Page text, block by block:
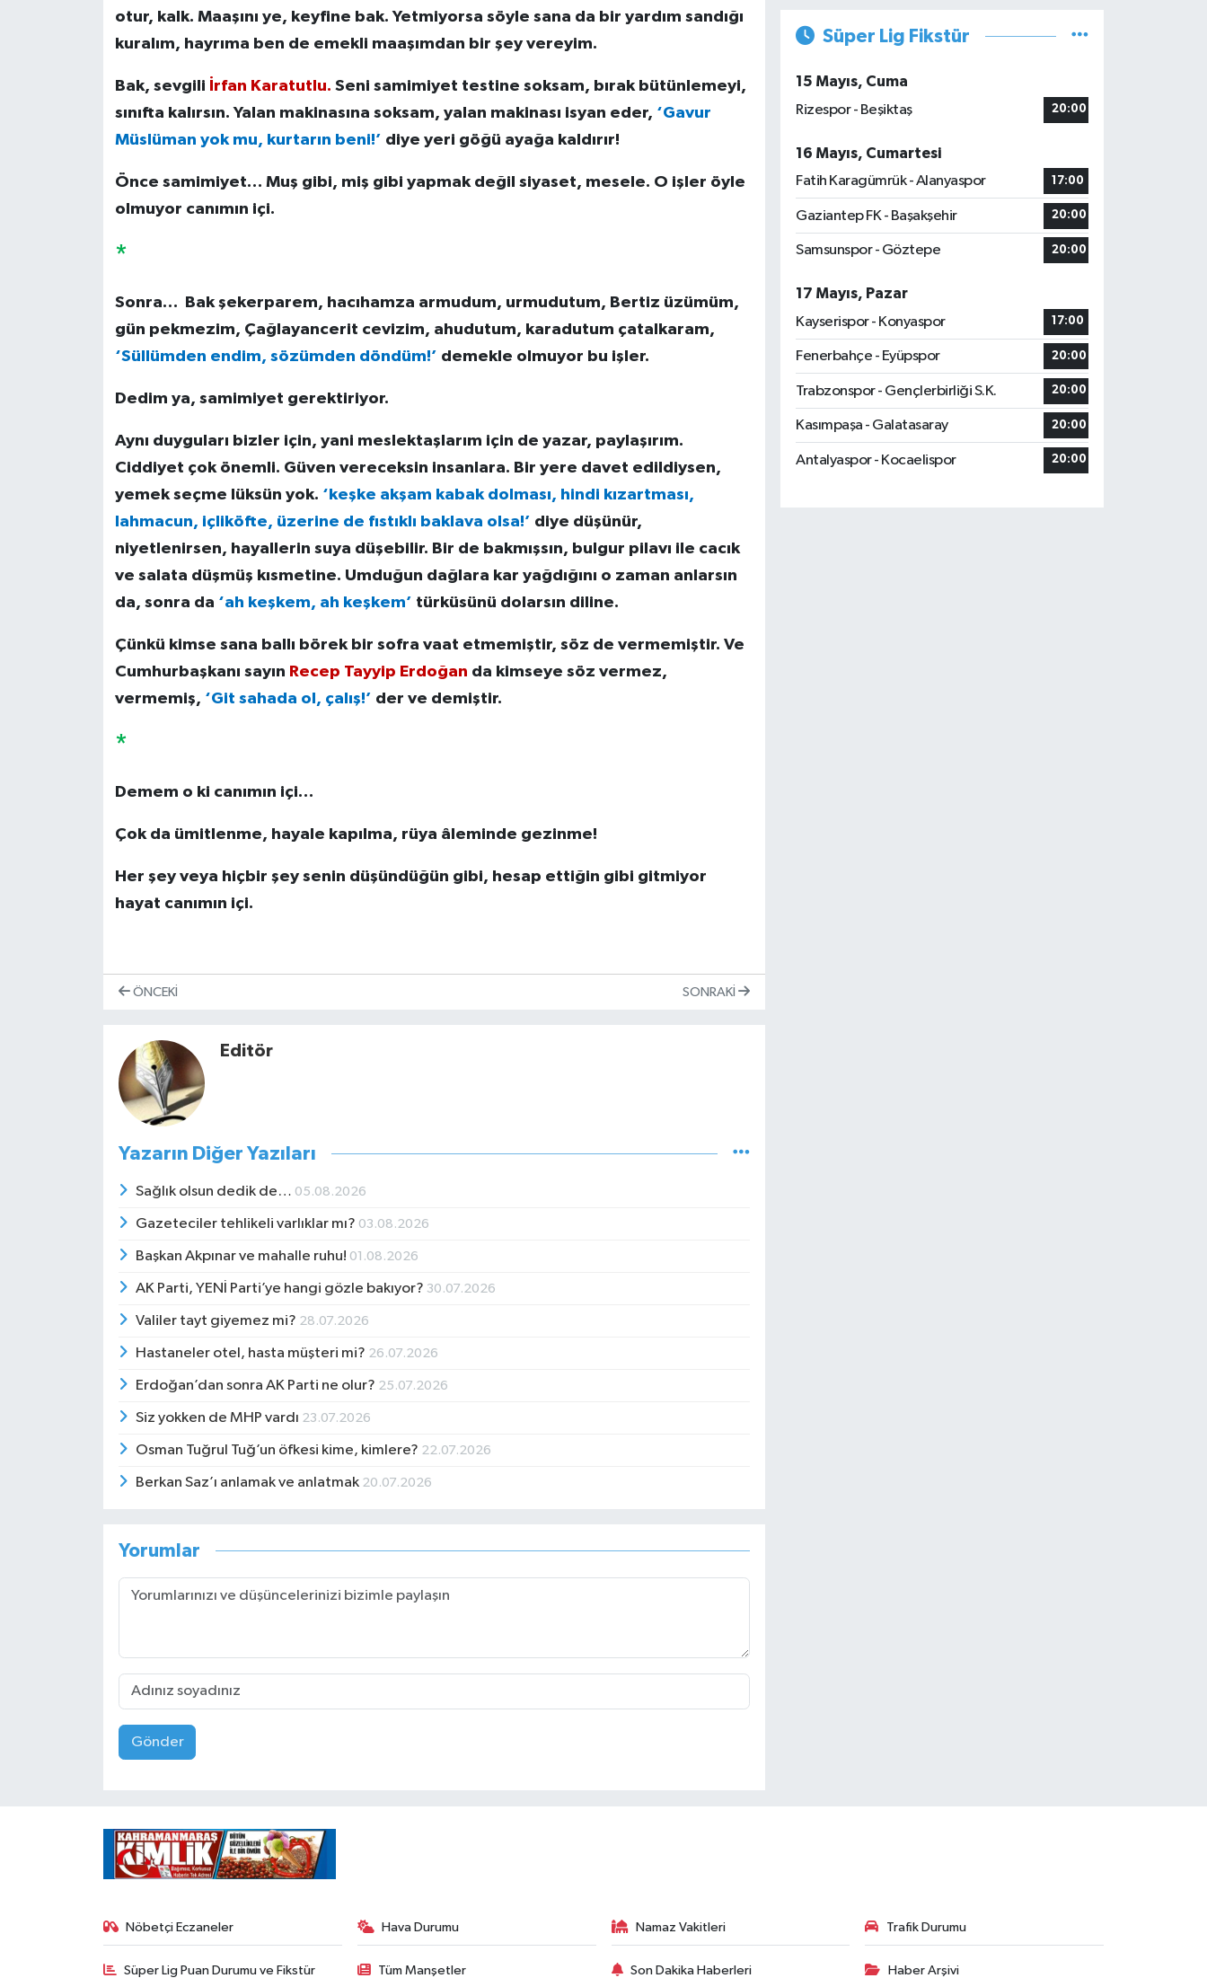
otur, kalk. Maaşını ye, keyfine bak. Yetmiyorsa söyle sana da bir yardım sandığı
kuralım, hayrıma ben de emekli maaşımdan bir şey vereyim.
Bak, sevgili İrfan Karatutlu. Seni samimiyet testine soksam, bırak bütünlemeyi,
sınıfta kalırsın. Yalan makinasına soksam, yalan makinası isyan eder, ‘Gavur
Müslüman yok mu, kurtarın beni!’ diye yeri göğü ayağa kaldırır!
Önce samimiyet… Muş gibi, miş gibi yapmak değil siyaset, mesele. O işler öyle
olmuyor canımın içi.
*
Sonra… Bak şekerparem, hacıhamza armudum, urmudutum, Bertiz üzümüm,
gün pekmezim, Çağlayancerit cevizim, ahudutum, karadutum çatalkaram,
‘Süllümden endim, sözümden döndüm!’ demekle olmuyor bu işler.
Dedim ya, samimiyet gerektiriyor.
Aynı duyguları bizler için, yani meslektaşlarım için de yazar, paylaşırım.
Ciddiyet çok önemli. Güven vereceksin insanlara. Bir yere davet edildiysen,
yemek seçme lüksün yok. ‘keşke akşam kabak dolması, hindi kızartması,
lahmacun, içliköfte, üzerine de fıstıklı baklava olsa!’ diye düşünür,
niyetlenirsen, hayallerin suya düşebilir. Bir de bakmışsın, bulgur pilavı ile cacık
ve salata düşmüş kısmetine. Umduğun dağlara kar yağdığını o zaman anlarsın
da, sonra da ‘ah keşkem, ah keşkem’ türküsünü dolarsın diline.
Çünkü kimse sana ballı börek bir sofra vaat etmemiştir, söz de vermemiştir. Ve
Cumhurbaşkanı sayın Recep Tayyip Erdoğan da kimseye söz vermez,
vermemiş, ‘Git sahada ol, çalış!’ der ve demiştir.
*
Demem o ki canımın içi…
Çok da ümitlenme, hayale kapılma, rüya âleminde gezinme!
Her şey veya hiçbir şey senin düşündüğün gibi, hesap ettiğin gibi gitmiyor
hayat canımın içi.
ÖNCEKI SONRAKI
Editör
Yazarın Diğer Yazıları
Sağlık olsun dedik de… 05.08.2026
Gazeteciler tehlikeli varlıklar mı? 03.08.2026
Başkan Akpınar ve mahalle ruhu! 01.08.2026
AK Parti, YENİ Parti’ye hangi gözle bakıyor? 30.07.2026
Valiler tayt giyemez mi? 28.07.2026
Hastaneler otel, hasta müşteri mi? 26.07.2026
Erdoğan’dan sonra AK Parti ne olur? 25.07.2026
Siz yokken de MHP vardı 23.07.2026
Osman Tuğrul Tuğ’un öfkesi kime, kimlere? 22.07.2026
Berkan Saz’ı anlamak ve anlatmak 20.07.2026
Yorumlar
Gönder
Süper Lig Fikstür
15 Mayıs, Cuma
Rizespor - Beşiktaş
20:00
16 Mayıs, Cumartesi
Fatih Karagümrük - Alanyaspor
17:00
Gaziantep FK - Başakşehir 20:00
Samsunspor - Göztepe 20:00
17 Mayıs, Pazar
Kayserispor - Konyaspor
17:00
Fenerbahçe - Eyüpspor 20:00
Trabzonspor - Gençlerbirliği S.K. 20:00
Kasımpaşa - Galatasaray 20:00
Antalyaspor - Kocaelispor 20:00
Nöbetçi Eczaneler Hava Durumu Namaz Vakitleri Trafik Durumu
Süper Lig Puan Durumu ve Fikstür Tüm Manşetler Son Dakika Haberleri Haber Arşivi